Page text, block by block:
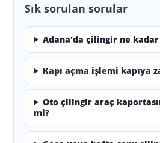
Sık sorulan sorular
Adana'da çilingir ne
Kapı açma işlemi kapıya
Oto çilingir araç
mi?